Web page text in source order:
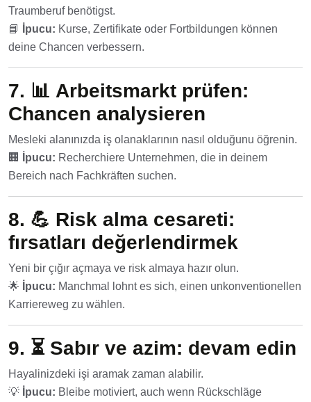
Traumberuf benötigst.
📘
İpucu: Kurse, Zertifikate oder Fortbildungen können
deine Chancen verbessern.
7. 📊 Arbeitsmarkt prüfen:
Chancen analysieren
Mesleki alanınızda iş olanaklarının nasıl olduğunu öğrenin.
🏢
İpucu: Recherchiere Unternehmen, die in deinem
Bereich nach Fachkräften suchen.
8. 💪 Risk alma cesareti:
fırsatları değerlendirmek
Yeni bir çığır açmaya ve risk almaya hazır olun.
🌟 İpucu: Manchmal lohnt es sich, einen unkonventionellen
Karriereweg zu wählen.
9. ⏳ Sabır ve azim: devam edin
Hayalinizdeki işi aramak zaman alabilir.
💡 İpucu: Bleibe motiviert, auch wenn Rückschläge